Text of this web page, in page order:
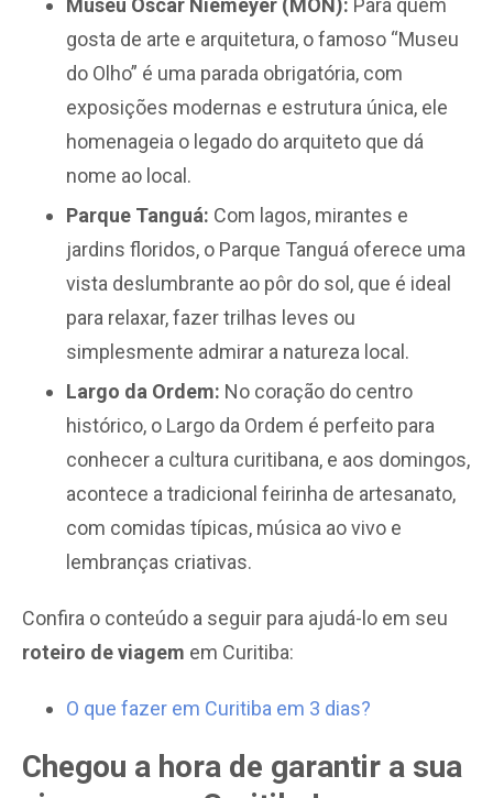
gosta de arte e arquitetura, o famoso “Museu
do Olho” é uma parada obrigatória, com
exposições modernas e estrutura única, ele
homenageia o legado do arquiteto que dá
nome ao local.
Parque Tanguá: Com lagos, mirantes e
jardins floridos, o Parque Tanguá oferece uma
vista deslumbrante ao pôr do sol, que é ideal
para relaxar, fazer trilhas leves ou
simplesmente admirar a natureza local.
Largo da Ordem: No coração do centro
histórico, o Largo da Ordem é perfeito para
conhecer a cultura curitibana, e aos domingos,
acontece a tradicional feirinha de artesanato,
com comidas típicas, música ao vivo e
lembranças criativas.
Confira o conteúdo a seguir para ajudá-lo em seu
roteiro de viagem em Curitiba:
O que fazer em Curitiba em 3 dias?
Chegou a hora de garantir a sua